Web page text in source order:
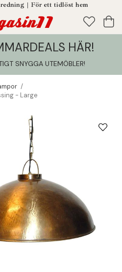
| För ett tidlöst hem
varukorg HÄR!
SNYGGA UTEMÖBLER!
/
- Large